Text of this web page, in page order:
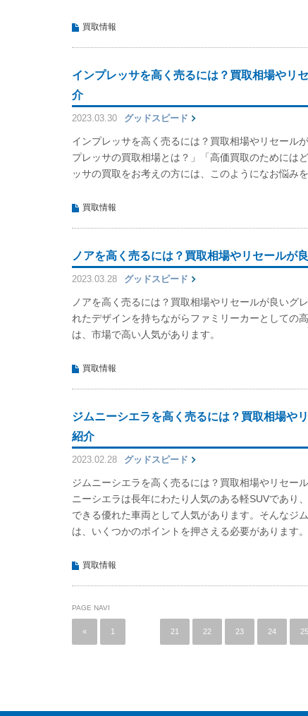
買取情報
インプレッサを高く売るには？買取相場やリ
介
2023.03.30 グッドスピード
インプレッサを高く売るには？買取相場やリセール
プレッサの買取相場とは？」「高価買取のためには
ッサの買取をお考えの方には、このようになお悩み
買取情報
ノアを高く売るには？買取相場やリセールが
2023.03.28 グッドスピード
ノアを高く売るには？買取相場やリセールが良いグ
れたデザインを持ちながらファミリーカーとしての
は、市場で高い人気があります。
買取情報
ジムニーシエラを高く売るには？買取相場や
紹介
2023.02.28 グッドスピード
ジムニーシエラを高く売るには？買取相場やリセー
ニーシエラは長年にわたり人気のある軽SUVであり
できる優れた車両として人気があります。そんなジ
は、いくつかのポイントを押さえる必要があります。
買取情報
PAGE NAVI
« 1 21 22 23 24 25